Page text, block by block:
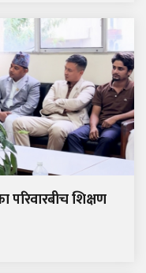
परिवारबीच शिक्षण